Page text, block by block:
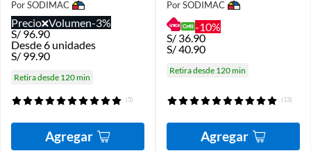
Por SODIMAC
Precio Volumen-3%
S/96.90
Desde 6 unidades
S/ 99.90
Retira desde 120 min
(5)
Agregar
Por SODIMAC
-10%
S/ 36.90
S/40.90
Retira desde 120 min
(13)
Agregar